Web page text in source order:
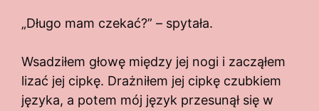
„Długo mam czekać?” – spytała.
Wsadziłem głowę między jej nogi i zacząłem
lizać jej cipkę. Drażniłem jej cipkę czubkiem
języka, a potem mój język przesunął się w